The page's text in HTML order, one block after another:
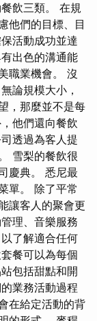
飲三類。 在規
他們的目標、目
活動成功並達
出色的溝通能
職業機會。 沒
論規模大小，
，那麼並不是每
他們還向餐飲
透過為客人提
雪梨的餐飲很
慶典。 悉尼最
單。 除了平常
讓客人的聚會更
理、音樂服務
了解適合任何
餐可以為每個
包括甜點和開
業務活動過程
在給定活動的背